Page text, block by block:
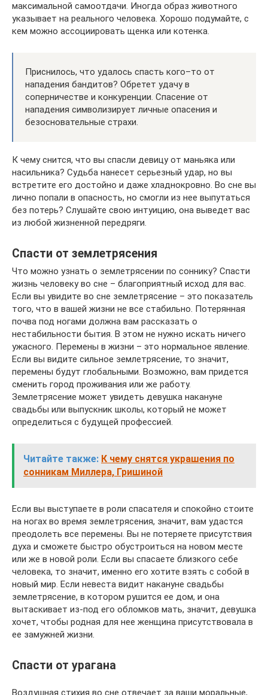
максимальной самоотдачи. Иногда образ животного
указывает на реального человека. Хорошо подумайте, с
кем можно ассоциировать щенка или котенка.
Приснилось, что удалось спасть кого–то от
нападения бандитов? Обретет удачу в
соперничестве и конкуренции. Спасение от
нападения символизирует личные опасения и
безосновательные страхи.
К чему снится, что вы спасли девицу от маньяка или
насильника? Судьба нанесет серьезный удар, но вы
встретите его достойно и даже хладнокровно. Во сне вы
лично попали в опасность, но смогли из нее выпутаться
без потерь? Слушайте свою интуицию, она выведет вас
из любой жизненной передряги.
Спасти от землетрясения
Что можно узнать о землетрясении по соннику? Спасти
жизнь человеку во сне – благоприятный исход для вас.
Если вы увидите во сне землетрясение – это показатель
того, что в вашей жизни не все стабильно. Потерянная
почва под ногами должна вам рассказать о
нестабильности бытия. В этом не нужно искать ничего
ужасного. Перемены в жизни – это нормальное явление.
Если вы видите сильное землетрясение, то значит,
перемены будут глобальными. Возможно, вам придется
сменить город проживания или же работу.
Землетрясение может увидеть девушка накануне
свадьбы или выпускник школы, который не может
определиться с будущей профессией.
Читайте также: К чему снятся украшения по
сонникам Миллера, Гришиной
Если вы выступаете в роли спасателя и спокойно стоите
на ногах во время землетрясения, значит, вам удастся
преодолеть все перемены. Вы не потеряете присутствия
духа и сможете быстро обустроиться на новом месте
или же в новой роли. Если вы спасаете близкого себе
человека, то значит, именно его хотите взять с собой в
новый мир. Если невеста видит накануне свадьбы
землетрясение, в котором рушится ее дом, и она
вытаскивает из-под его обломков мать, значит, девушка
хочет, чтобы родная для нее женщина присутствовала в
ее замужней жизни.
Спасти от урагана
Воздушная стихия во сне отвечает за ваши моральные,